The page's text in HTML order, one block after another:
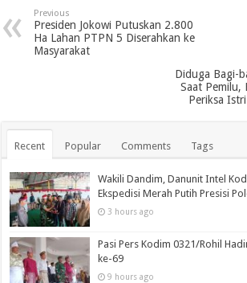
Previous
Presiden Jokowi Putuskan 2.800
Ha Lahan PTPN 5 Diserahkan ke
Masyarakat
Diduga Bagi-
Saat Pemilu,
Periksa
Recent Popular Comments Tags
Wakili Dandim, Danunit Intel
Ekspedisi Merah Putih Presisi
3 hours ago
Pasi Pers Kodim 0321/Rohil
ke-69
9 hours ago